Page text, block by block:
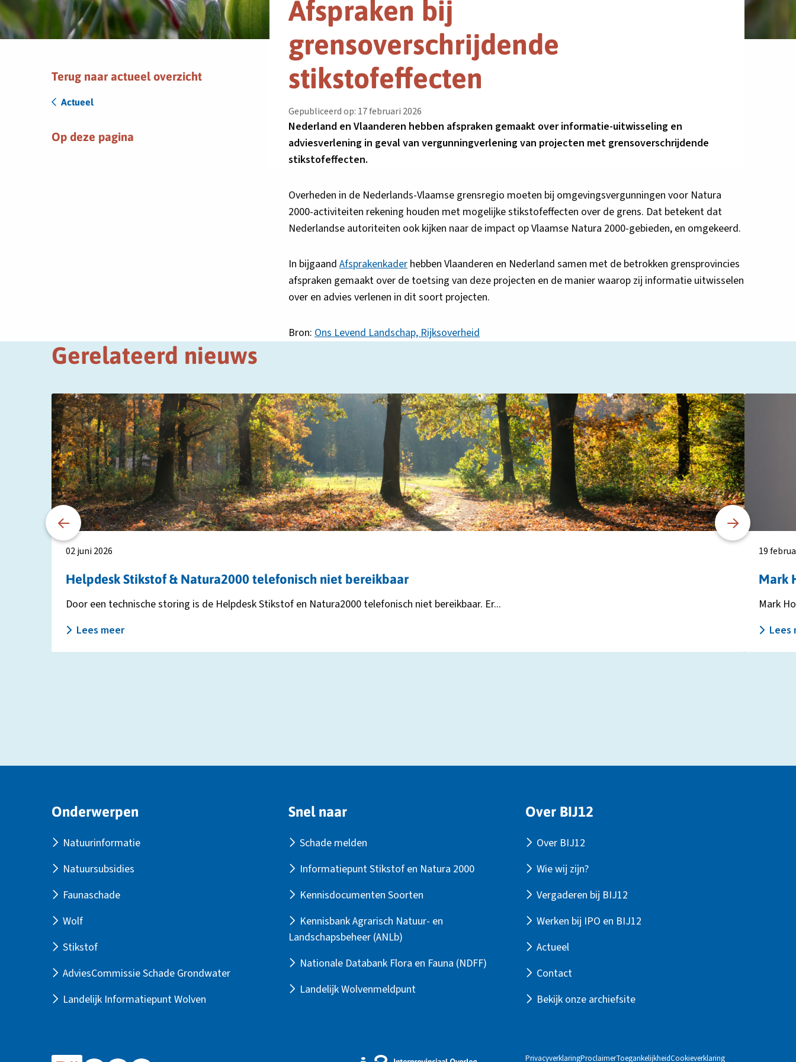
Terug naar actueel overzicht
Actueel
Op deze pagina
Afspraken bij
grensoverschrijdende
stikstofeffecten
Gepubliceerd op: 17 februari 2026
Nederland en Vlaanderen hebben afspraken gemaakt over informatie-uitwisseling en
adviesverlening in geval van vergunningverlening van projecten met grensoverschrijdende
stikstofeffecten.
Overheden in de Nederlands-Vlaamse grensregio moeten bij omgevingsvergunningen voor Natura
2000-activiteiten rekening houden met mogelijke stikstofeffecten over de grens. Dat betekent dat
Nederlandse autoriteiten ook kijken naar de impact op Vlaamse Natura 2000-gebieden, en omgekeerd.
In bijgaand Afsprakenkaderhebben Vlaanderen en Nederland samen met de betrokken grensprovincies
afspraken gemaakt over de toetsing van deze projecten en de manier waarop zij informatie uitwisselen
over en advies verlenen in dit soort projecten.
Bron: Ons Levend Landschap, Rijksoverheid
Gerelateerd nieuws
Helpdesk Stikstof & Natura2000 telefonisch niet bereikbaar
02 juni 2026
Door een technische storing is de Helpdesk Stikstof en Natura2000 telefonisch niet bereikbaar. Er...
Lees meer
Lees
meer
over
Helpdesk
Stikstof
&
Natura2000
telefonisch
niet
bereikbaar
Mark
19
Mark
Lees
Lees
meer
over
Mark
Hoevenaars
neemt
taken
IPLG
waar
Onderwerpen
Natuurinformatie
Natuursubsidies
Faunaschade
Wolf
Stikstof
AdviesCommissie Schade Grondwater
Landelijk Informatiepunt Wolven
Snel naar
Schade melden
Informatiepunt Stikstof en Natura 2000
Kennisdocumenten Soorten
Kennisbank Agrarisch Natuur- en
Landschapsbeheer (ANLb)
Nationale Databank Flora en Fauna (NDFF)
Landelijk Wolvenmeldpunt
Over BIJ12
Over BIJ12
Wie wij zijn?
Vergaderen bij BIJ12
Werken bij IPO en BIJ12
Actueel
Contact
Bekijk onze archiefsite
PrivacyverklaringProclaimerToegankelijkheidCookieverklaring